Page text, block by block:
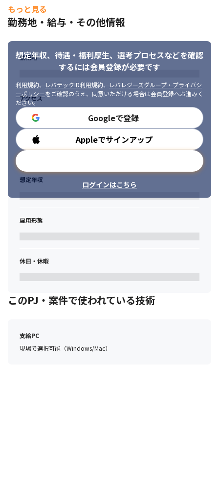
・ビジネス視点も併せ持って状況に応じて適切に品質基準を設定
できる方
の研鑽に取り組んでいる方
もっと見る
勤務地・給与・その他情報
想定年収、待遇・福利厚生、 選考プロセスなどを確認
するには会員登録が必要です
利用規約、 レバテックID利用規約、
レバレジーズグループ・プライバシ
ーポリシーをご確認のうえ、同意いただける場合は会員登録へお進みく
ださい。
Googleで登録
Appleでサインアップ
ログインはこちら
勤務地
アクセス
勤務時間
想定年収
雇用形態
休日・休暇
このPJ・案件で使われている技術
支給PC
現場で選択可能（Windows/Mac）